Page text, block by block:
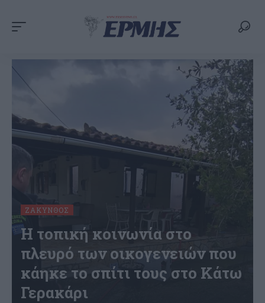
ΖΆΚΥΝΘΟΣ
Η τοπική κοινωνία στο
πλευρό των οικογενειών που
κάηκε το σπίτι τους στο Κάτω
Γερακάρι